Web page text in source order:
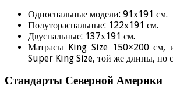
Односпальные модели: 91х191 см.
Полутораспальные: 122х191 см.
Двуспальные: 137х191 см.
Матрасы King Size 150×200 см,
Super King Size, той же длины, но
Стандарты Северной Америки